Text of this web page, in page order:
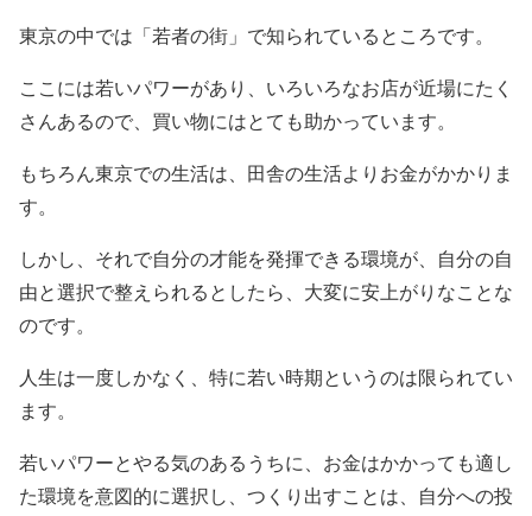
東京の中では「若者の街」で知られているところです。
ここには若いパワーがあり、いろいろなお店が近場にたく
さんあるので、買い物にはとても助かっています。
もちろん東京での生活は、田舎の生活よりお金がかかりま
す。
しかし、それで自分の才能を発揮できる環境が、自分の自
由と選択で整えられるとしたら、大変に安上がりなことな
のです。
人生は一度しかなく、特に若い時期というのは限られてい
ます。
若いパワーとやる気のあるうちに、お金はかかっても適し
た環境を意図的に選択し、つくり出すことは、自分への投